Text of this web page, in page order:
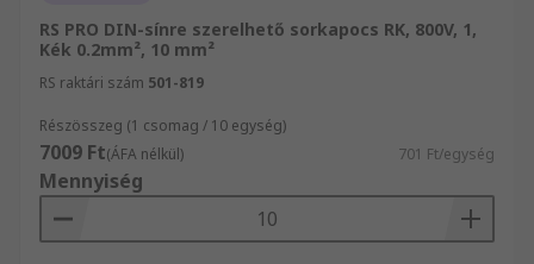
RS PRO DIN-sínre szerelhető sorkapocs RK, 800V, 1,
Kék 0.2mm², 10 mm²
RS raktári szám 501-819
Részösszeg (1 csomag / 10 egység)
7009 Ft(ÁFA nélkül) 701 Ft/egység
Mennyiség